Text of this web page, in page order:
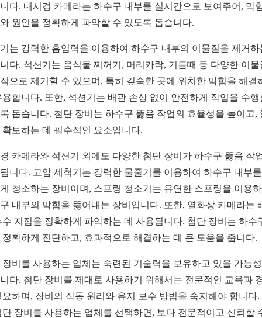
다. 내시경 카메라는 하수구 내부를 실시간으로 보여주어, 막
원인을 정확하게 파악할 수 있도록 돕습니다.
는 강력한 흡입력을 이용하여 하수구 내부의 이물질을 제거하
다. 석션기는 음식물 찌꺼기, 머리카락, 기름때 등 다양한 이물
으로 제거할 수 있으며, 특히 깊숙한 곳에 위치한 막힘을 해결
용합니다. 또한, 석션기는 배관 손상 없이 안전하게 작업을 수행
돕습니다. 첨단 장비는 하수구 뚫음 작업의 효율성을 높이고,
확보하는 데 필수적인 요소입니다.
카메라와 석션기 외에도 다양한 첨단 장비가 하수구 뚫음 작
니다. 고압 세척기는 강력한 물줄기를 이용하여 하수구 내부
청소하는 장비이며, 스프링 청소기는 유연한 스프링을 이용
내부의 막힘을 뚫어내는 장비입니다. 또한, 열화상 카메라는
수 지점을 정확하게 파악하는 데 사용됩니다. 첨단 장비는 하수
정확하게 진단하고, 효과적으로 해결하는 데 큰 도움을 줍니다.
장비를 사용하는 업체는 숙련된 기술력을 보유하고 있을 가능
다. 첨단 장비를 제대로 사용하기 위해서는 전문적인 교육과
요하며, 장비의 작동 원리와 유지 보수 방법을 숙지해야 합니다.
단 장비를 사용하는 업체를 선택하면, 보다 전문적이고 신뢰할